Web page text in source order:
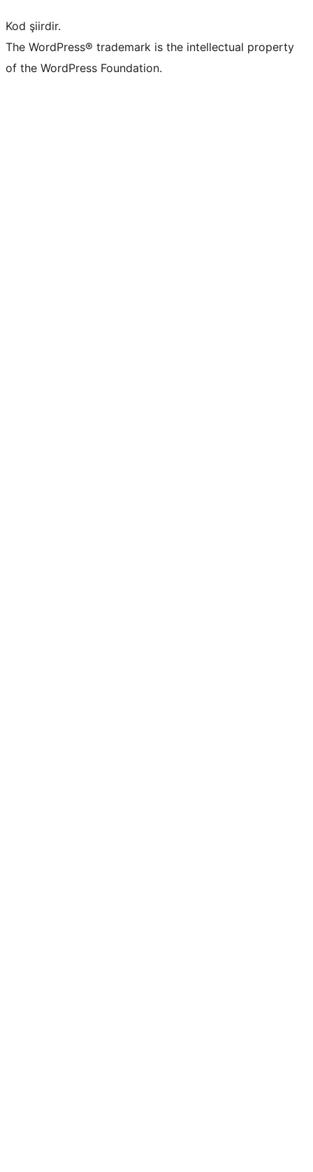
Kod şiirdir.
The WordPress® trademark is the intellectual property
of the WordPress Foundation.